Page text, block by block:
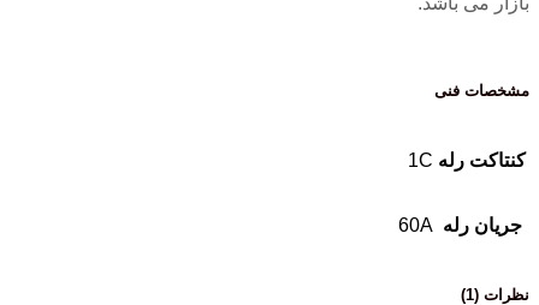
مشخصات فنی
کنتاکت رله 1C
جریان رله 60A
نظرات (1)